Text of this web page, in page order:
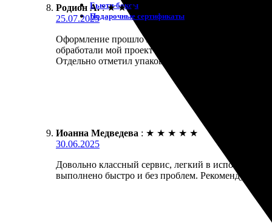
Бьюти-боксы
Подарочные сертификаты
Родион А. : ★ ★ ★
25.07.2025
Оформление прошло легко и без проблем. Сайт
обработали мой проект и предложили советы по
Отдельно отметил упаковку — всё пришло в
Иоанна Медведева : ★ ★ ★ ★ ★
30.06.2025
Довольно классный сервис, легкий в
выполнено быстро и без проблем. Рекомендуют